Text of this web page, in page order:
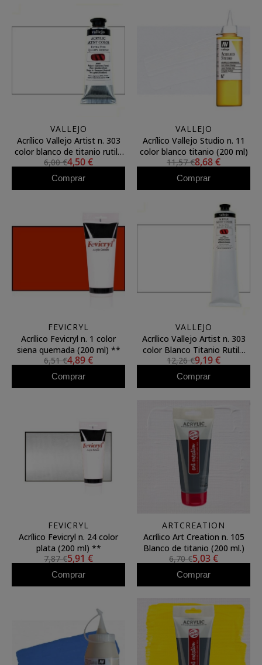
VALLEJO
Acrílico Vallejo Artist n. 303
color blanco de titanio rutilo
(60 ml)
6,00 €4,50 €
Comprar
VALLEJO
Acrílico Vallejo Studio n. 11
color blanco titanio (200 ml)
11,57 €8,68 €
Comprar
FEVICRYL
Acrílico Fevicryl n. 1 color
siena quemada (200 ml) **
6,51 €4,89 €
Comprar
VALLEJO
Acrílico Vallejo Artist n. 303
color Blanco Titanio Rutilo
(200 ml)
12,26 €9,19 €
Comprar
FEVICRYL
Acrílico Fevicryl n. 24 color
plata (200 ml) **
7,87 €5,91 €
Comprar
ARTCREATION
Acrílico Art Creation n. 105
Blanco de titanio (200 ml.)
6,70 €5,03 €
Comprar